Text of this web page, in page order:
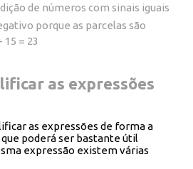
de números com sinais iguais
porque as parcelas são
= 23
as expressões
as expressões de forma a
poderá ser bastante útil
expressão existem várias